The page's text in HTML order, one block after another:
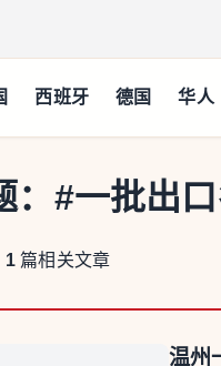
西班牙 德国 华人
#一批出
1 篇相关文章
温州